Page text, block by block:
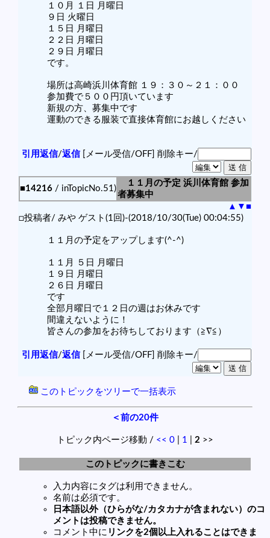
１０月 １日 月曜日
９日 火曜日
１５日 月曜日
２２日 月曜日
２９日 月曜日
です。
場所は高崎浜川体育館 １９：３０～２１：００
参加費で５００円頂いています
新規の方、募集中です
運動のできる服装で直接体育館にお越しください
引用返信/返信[メール受信/OFF] 削除キー/
■14216 / inTopicNo.51)
１１月の予定 浜川体育館 参加
者募集中
▲ ▼ ■
□投稿者/ みや ゲスト(1回)-(2018/10/30(Tue) 00:04:55)
１１月の予定をアップします(^-^)
１１月 ５日 月曜日
１９日 月曜日
２６日 月曜日
です
全部月曜日で１２日の週はお休みです
間違えないように！
皆さんの参加をお待ちしております（≧∇≦）
引用返信/返信[メール受信/OFF] 削除キー/
このトピックをツリーで一括表示
＜前の20件
トピック内ページ移動 / << 0 1 2 >>
このトピックに書きこむ
入力内容にタグは利用できません。
名前は必須です。
日本語以外（ひらがな/カタカナが含まれない）のコ
メントは投稿できません。
コメント中に リンクを2個以上入れることはできま